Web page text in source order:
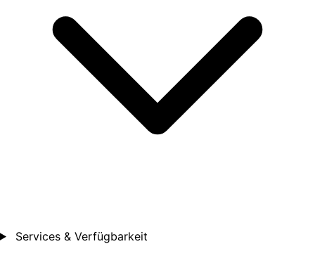
Services & Verfügbarkeit